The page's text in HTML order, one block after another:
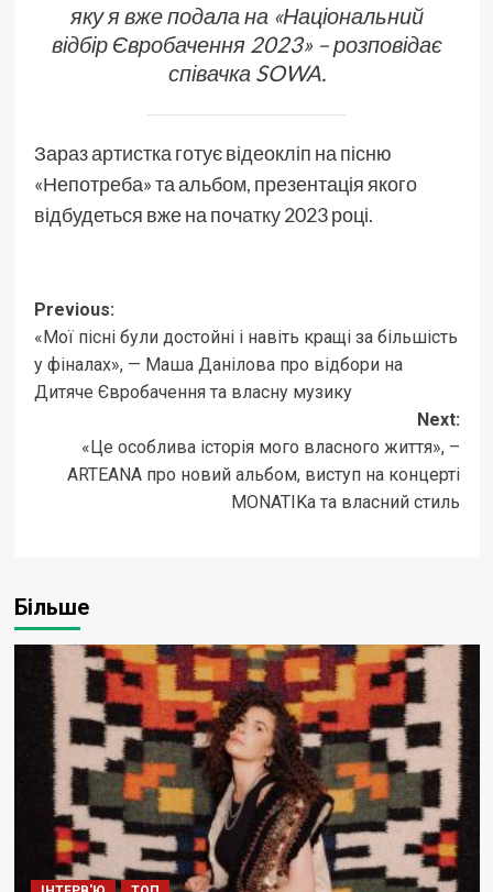
яку я вже подала на «Національний
відбір Євробачення 2023» – розповідає
співачка SOWA.
Зараз артистка готує відеокліп на пісню
«Непотреба» та альбом, презентація якого
відбудеться вже на початку 2023 році.
Post
navigation
Previous:
«Мої пісні були достойні і навіть кращі за більшість
у фіналах», — Маша Данілова про відбори на
Дитяче Євробачення та власну музику
Next:
«Це особлива історія мого власного життя», –
ARTEANA про новий альбом, виступ на концерті
MONATIKa та власний стиль
Більше